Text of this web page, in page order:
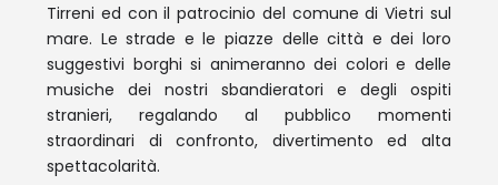
Tirreni ed con il patrocinio del comune di Vietri sul
mare. Le strade e le piazze delle città e dei loro
suggestivi borghi si animeranno dei colori e delle
musiche dei nostri sbandieratori e degli ospiti
stranieri, regalando al pubblico momenti
straordinari di confronto, divertimento ed alta
spettacolarità.